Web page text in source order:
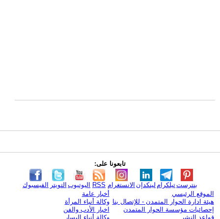
تابعونا على:
الفيسبوك التويتر اليوتيوب RSS الانستغرام لينكدإن تيلكرامبنترست
الموقع الرئيسي
هيئة ادارة الحوار المتمدن - للإتصال بنا
إحصائيات مؤسسة الحوار المتمدن
قواعد النشر
أخبار عامة
وكالة أنباء المرأة
اخبار الأدب والفن
وكالة أنباء اليسار